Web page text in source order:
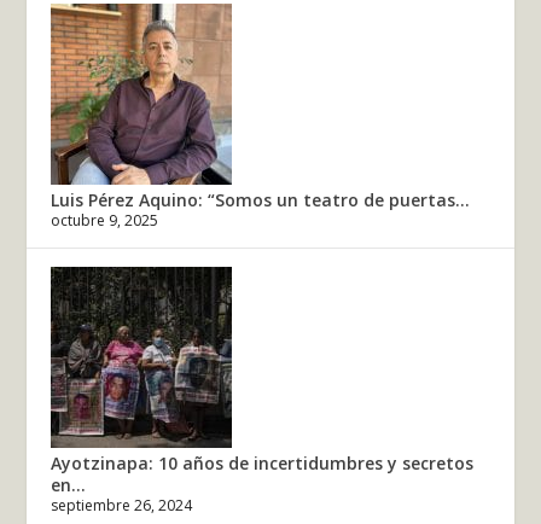
Luis Pérez Aquino: “Somos un teatro de puertas...
octubre 9, 2025
Ayotzinapa: 10 años de incertidumbres y secretos
en...
septiembre 26, 2024